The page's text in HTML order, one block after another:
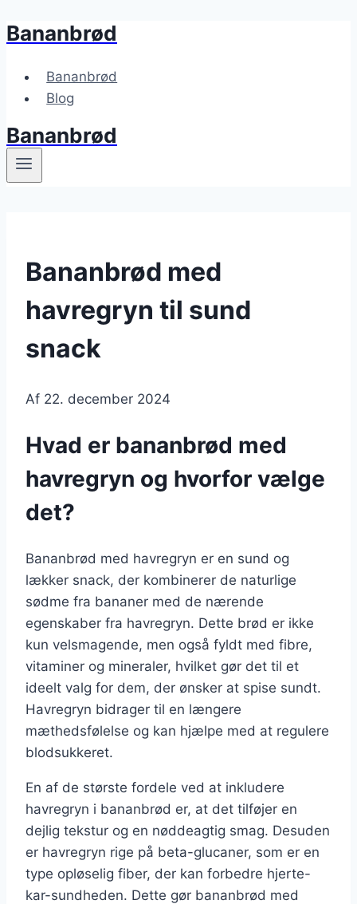
Fortsæt
indhold
Bananbrød
Bananbrød
Blog
Bananbrød
Bananbrød med
havregryn til sund
snack
Af 22. december 2024
Hvad er bananbrød med
havregryn og hvorfor vælge
det?
Bananbrød med havregryn er en sund og
lækker snack, der kombinerer de naturlige
sødme fra bananer med de nærende
egenskaber fra havregryn. Dette brød er ikke
kun velsmagende, men også fyldt med fibre,
vitaminer og mineraler, hvilket gør det til et
ideelt valg for dem, der ønsker at spise sundt.
Havregryn bidrager til en længere
mæthedsfølelse og kan hjælpe med at regulere
blodsukkeret.
En af de største fordele ved at inkludere
havregryn i bananbrød er, at det tilføjer en
dejlig tekstur og en nøddeagtig smag. Desuden
er havregryn rige på beta-glucaner, som er en
type opløselig fiber, der kan forbedre hjerte-
kar-sundheden. Dette gør bananbrød med